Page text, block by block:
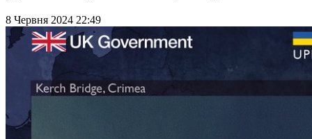
8 Червня 2024 22:49